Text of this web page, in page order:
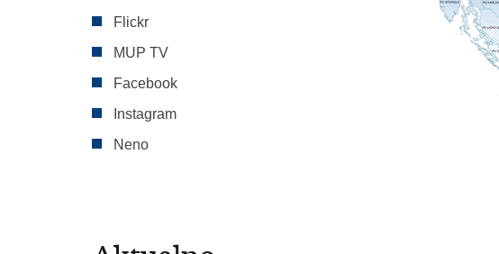
Flickr
MUP TV
Facebook
Instagram
Neno